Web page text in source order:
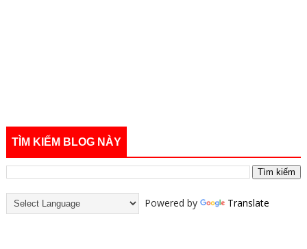
TÌM KIẾM BLOG NÀY
Powered by Translate